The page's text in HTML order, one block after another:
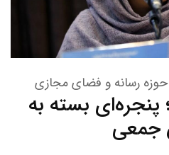
رسانه و فضای مجازی
پنجره‌ای بسته به